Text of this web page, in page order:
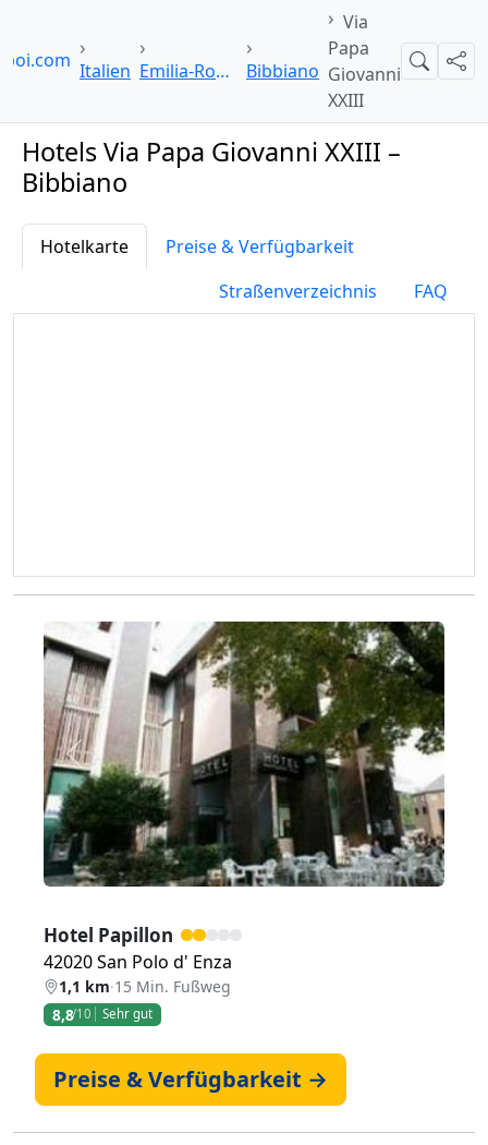
Italien Emilia-Romagna Bibbiano
Via
Papa
Giovanni
XXIII
Suche
Hotels Via Papa Giovanni XXIII –
Bibbiano
Hotelkarte
Preise & Verfügbarkeit
Straßenverzeichnis
FAQ
Zurück
Hotel Papillon
42020 San Polo d' Enza
1,1 km·15 Min. Fußweg
8,8/10 Sehr gut
Preise & Verfügbarkeit →